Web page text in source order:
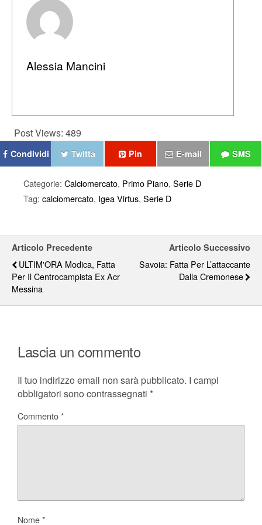
Alessia Mancini
Post Views: 489
Condividi Twitta Pin E-mail SMS
Categorie: Calciomercato, Primo Piano, Serie D
Tag: calciomercato, Igea Virtus, Serie D
Articolo Precedente
ULTIM'ORA Modica, Fatta
Per Il Centrocampista Ex Acr
Messina
Articolo Successivo
Savoia: Fatta Per L’attaccante
Dalla Cremonese
Lascia un commento
Il tuo indirizzo email non sarà pubblicato. I campi
obbligatori sono contrassegnati *
Commento*
Nome*